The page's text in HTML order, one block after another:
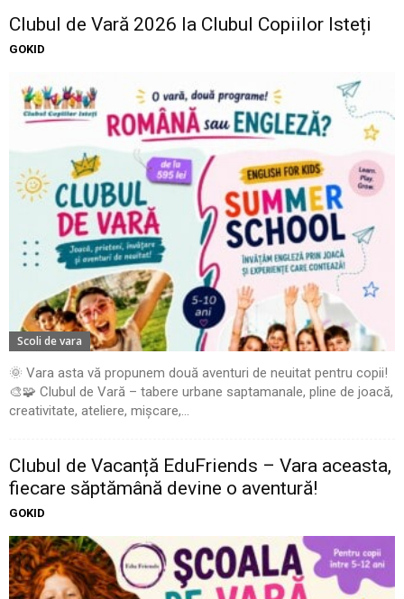
Clubul de Vară 2026 la Clubul Copiilor Isteți
GOKID
Scoli de vara
🌞 Vara asta vă propunem două aventuri de neuitat pentru copii!
🎨🧩 Clubul de Vară – tabere urbane saptamanale, pline de joacă,
creativitate, ateliere, mișcare,...
Clubul de Vacanță EduFriends – Vara aceasta,
fiecare săptămână devine o aventură!
GOKID